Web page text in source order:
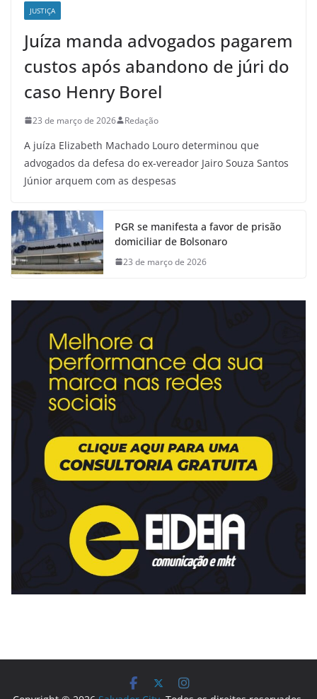
JUSTIÇA
Juíza manda advogados pagarem
custos após abandono de júri do
caso Henry Borel
23 de março de 2026 Redação
A juíza Elizabeth Machado Louro determinou que
advogados da defesa do ex-vereador Jairo Souza Santos
Júnior arquem com as despesas
PGR se manifesta a favor de prisão
domiciliar de Bolsonaro
23 de março de 2026